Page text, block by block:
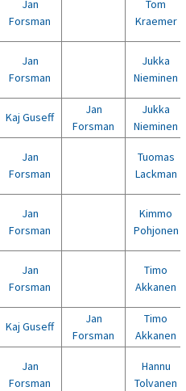
Jan
Forsman
Tom
Kraemer
Jan
Forsman
Jukka
Nieminen
Kaj Guseff
Jan
Forsman
Jukka
Nieminen
Jan
Forsman
Tuomas
Lackman
Jan
Forsman
Kimmo
Pohjonen
Jan
Forsman
Timo
Akkanen
Kaj Guseff
Jan
Forsman
Timo
Akkanen
Jan
Forsman
Hannu
Tolvanen